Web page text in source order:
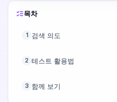
목차
1 검색 의도
2 테스트 활용법
3 함께 보기